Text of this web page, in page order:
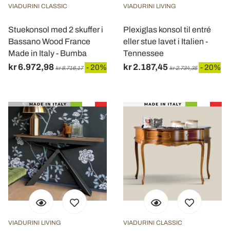
VIADURINI CLASSIC
Stuekonsol med 2 skuffer i
Bassano Wood France
Made in Italy - Bumba
kr 6.972,98 kr 8.716,17 - 20%
VIADURINI LIVING
Plexiglas konsol til entré
eller stue lavet i Italien -
Tennessee
kr 2.187,45 kr 2.734,35 - 20%
VIADURINI LIVING VIADURINI CLASSIC